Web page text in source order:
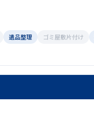
遺品整理 ゴミ屋敷片付け